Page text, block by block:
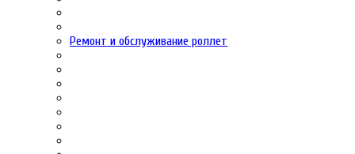
Ремонт и обслуживание роллет